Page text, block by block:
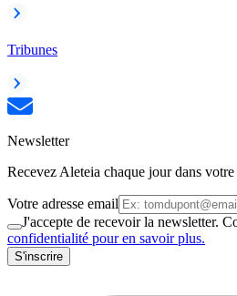
Tribunes
Newsletter
Recevez Aleteia chaque jour dans
Votre adresse email
J'accepte de recevoir la newsletter.
confidentialité pour en savoir plus.
S'inscrire